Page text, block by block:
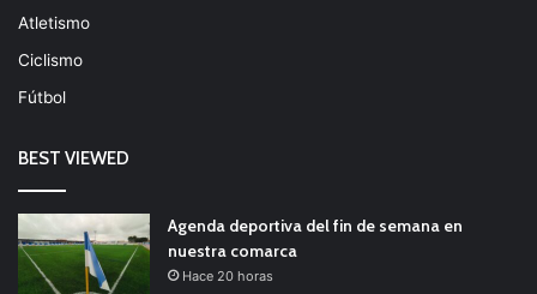
Atletismo
Ciclismo
Fútbol
BEST VIEWED
Agenda deportiva del fin de semana en
nuestra comarca
Hace 20 horas